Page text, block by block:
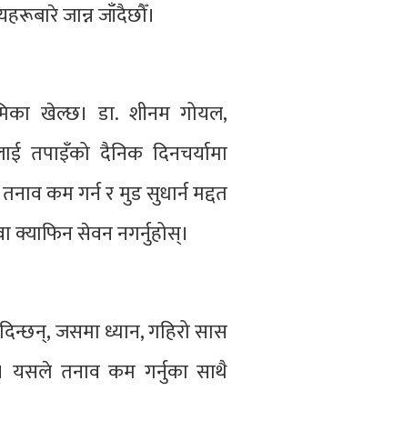
जान्न जाँदैछौँ।
खेल्छ। डा. शीनम गोयल,
तपाइँको दैनिक दिनचर्यामा
कम गर्न र मुड सुधार्न मद्दत
क्याफिन सेवन नगर्नुहोस्।
जसमा ध्यान, गहिरो सास
यसले तनाव कम गर्नुका साथै